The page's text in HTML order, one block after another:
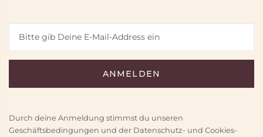
Durch deine Anmeldung stimmst du unseren
Geschäftsbedingungen und der Datenschutz- und Cookies-